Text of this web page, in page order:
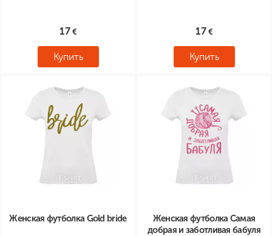
17
Купить
17
Купить
Женская футболка Gold bride
Женская футболка Самая
добрая и заботливая бабуля